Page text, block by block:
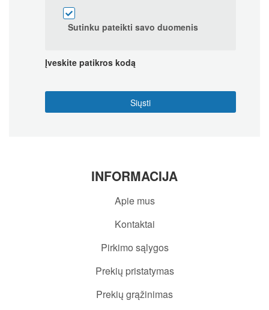
Sutinku pateikti savo duomenis
Įveskite patikros kodą
INFORMACIJA
Apie mus
Kontaktai
Pirkimo sąlygos
Prekių pristatymas
Prekių grąžinimas